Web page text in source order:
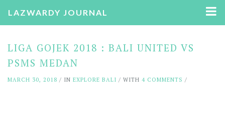
LAZWARDY JOURNAL
LIGA GOJEK 2018 : BALI UNITED VS
PSMS MEDAN
MARCH 30, 2018 / IN EXPLORE BALI / WITH 4 COMMENTS /